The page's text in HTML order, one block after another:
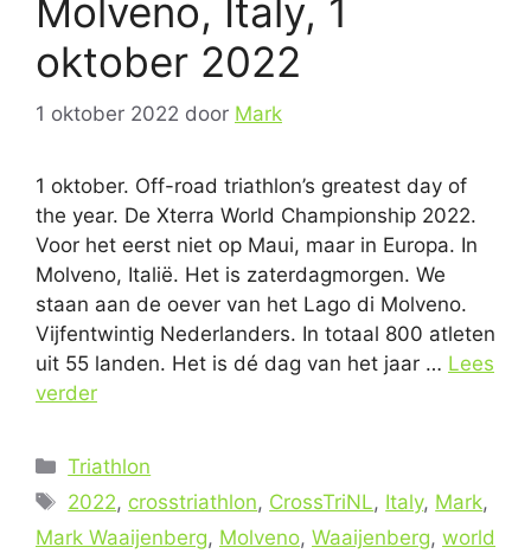
Molveno, Italy, 1
oktober 2022
1 oktober 2022 door Mark
1 oktober. Off-road triathlon’s greatest day of
the year. De Xterra World Championship 2022.
Voor het eerst niet op Maui, maar in Europa. In
Molveno, Italië. Het is zaterdagmorgen. We
staan aan de oever van het Lago di Molveno.
Vijfentwintig Nederlanders. In totaal 800 atleten
uit 55 landen. Het is dé dag van het jaar … Lees
verder
Categorieën
Triathlon
Tags
2022, crosstriathlon, CrossTriNL, Italy, Mark,
Mark Waaijenberg, Molveno, Waaijenberg, world